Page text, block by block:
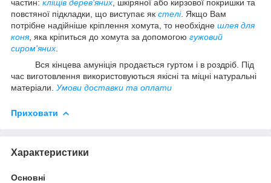
частин: кліщів дерев'яних , шкіряної або кирзової покришки та
повстяної підкладки, що виступає як стелі. Якщо Вам
потрібне надійніше кріплення хомута, то необхідне шлея для
коня, яка кріпиться до хомута за допомогою гужовий
сиром'яних
Вся кінцева амуніція продається гуртом і в роздріб. Під
час виготовлення використовуються якісні та міцні натуральні
матеріали. Умови доставки та оплати
Приховати
Характеристики
Основні